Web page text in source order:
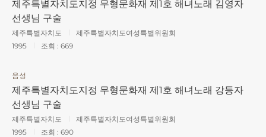
제주특별자치도지정 무형문화재 제1호 해녀노래 김영자
선생님 구술
제주특별자치도
제주특별자치도여성특별위원회
1995
조회 : 669
음성
제주특별자치도지정 무형문화재 제1호 해녀노래 강등자
선생님 구술
제주특별자치도
제주특별자치도여성특별위원회
1995
조회 : 690